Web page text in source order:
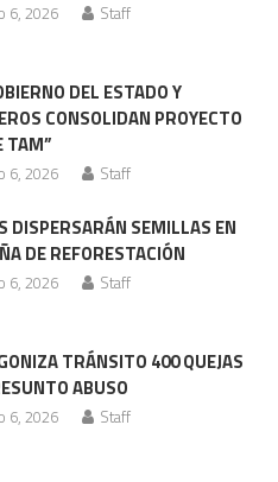
6, 2026 Staff
DEL ESTADO Y
CONSOLIDAN PROYECTO
TAM”
6, 2026 Staff
DISPERSARÁN SEMILLAS EN
DE REFORESTACIÓN
6, 2026 Staff
TRÁNSITO 400 QUEJAS
ABUSO
6, 2026 Staff